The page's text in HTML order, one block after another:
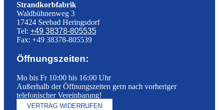
Strandkorbfabrik
Waldbühnenweg 3
17424 Seebad Heringsdorf
Tel: +49 38378-805535
Fax: +49 38378-805539
Öffnungszeiten:
Mo bis Fr 10:00 bis 16:00 Uhr
Außerhalb der Öffnungszeiten gern nach vorheriger
telefonischer Vereinbarung!
VERTRAG WIDERRUFEN